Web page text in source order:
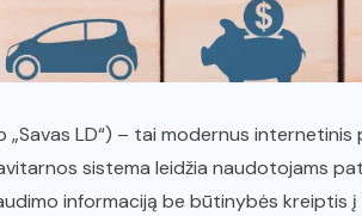
„Savas LD“) – tai modernus
sistema leidžia naudotojams
informaciją be būtinybės kreiptis